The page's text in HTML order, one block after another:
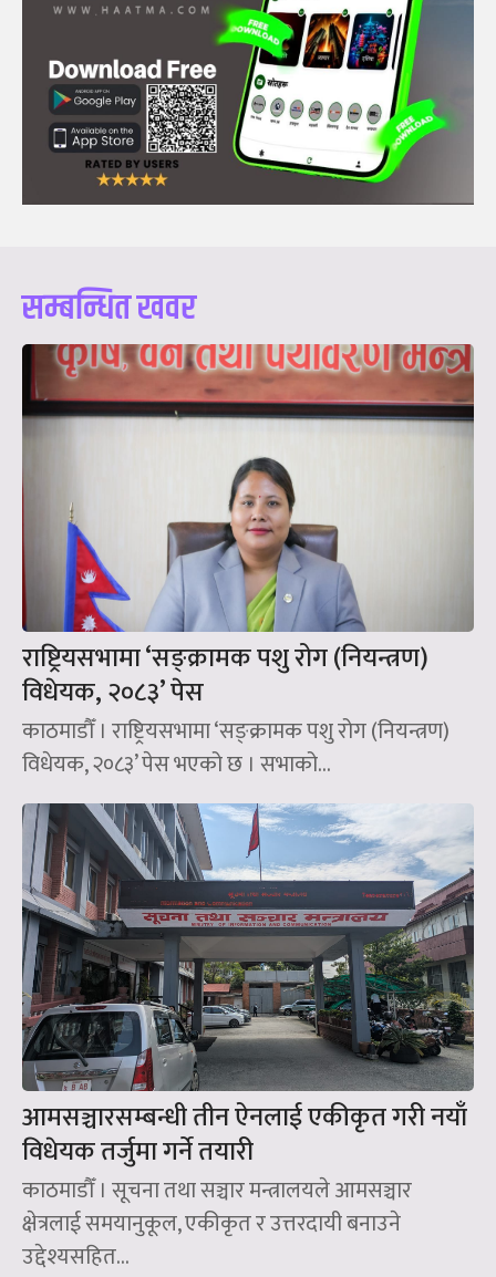
सम्बन्धित खवर
राष्ट्रियसभामा ‘सङ्क्रामक पशु रोग (नियन्त्रण)
विधेयक, २०८३’ पेस
काठमाडौँ । राष्ट्रियसभामा ‘सङ्क्रामक पशु रोग (नियन्त्रण)
विधेयक, २०८३’ पेस भएको छ । सभाको...
आमसञ्चारसम्बन्धी तीन ऐनलाई एकीकृत गरी नयाँ
विधेयक तर्जुमा गर्ने तयारी
काठमाडौँ । सूचना तथा सञ्चार मन्त्रालयले आमसञ्चार
क्षेत्रलाई समयानुकूल, एकीकृत र उत्तरदायी बनाउने
उद्देश्यसहित...